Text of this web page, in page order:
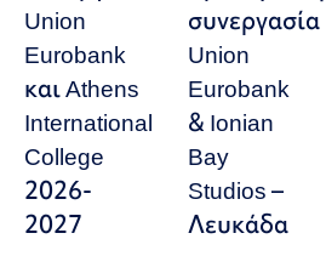
Union
Eurobank
και Athens
International
College
2026-
2027
συνεργασία
Union
Eurobank
& Ionian
Bay
Studios –
Λευκάδα